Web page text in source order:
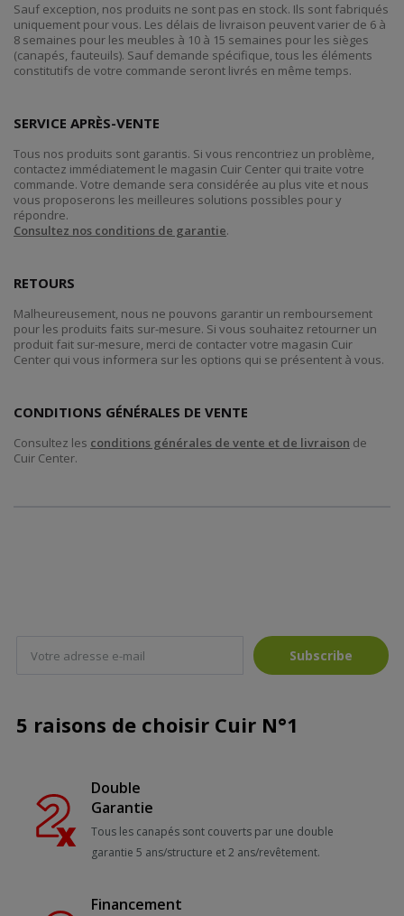
Sauf exception, nos produits ne sont pas en stock. Ils sont fabriqués
uniquement pour vous. Les délais de livraison peuvent varier de 6 à
8 semaines pour les meubles à 10 à 15 semaines pour les sièges
(canapés, fauteuils). Sauf demande spécifique, tous les éléments
constitutifs de votre commande seront livrés en même temps.
SERVICE APRÈS-VENTE
Tous nos produits sont garantis. Si vous rencontriez un problème,
contactez immédiatement le magasin Cuir Center qui traite votre
commande. Votre demande sera considérée au plus vite et nous
vous proposerons les meilleures solutions possibles pour y
répondre.
Consultez nos conditions de garantie.
RETOURS
Malheureusement, nous ne pouvons garantir un remboursement
pour les produits faits sur-mesure. Si vous souhaitez retourner un
produit fait sur-mesure, merci de contacter votre magasin Cuir
Center qui vous informera sur les options qui se présentent à vous.
CONDITIONS GÉNÉRALES DE VENTE
Consultez les conditions générales de vente et de livraison de
Cuir Center.
Subscribe
5 raisons de choisir Cuir N°1
Double
Garantie
Tous les canapés sont couverts par une double
garantie 5 ans/structure et 2 ans/revêtement.
Financement